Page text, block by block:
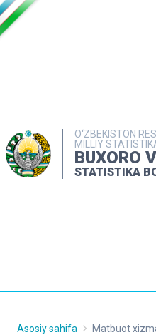
O‘ZBEKISTON
MILLIY
BUXORO
STATISTIKA
Asosiy sahifa Matbuot